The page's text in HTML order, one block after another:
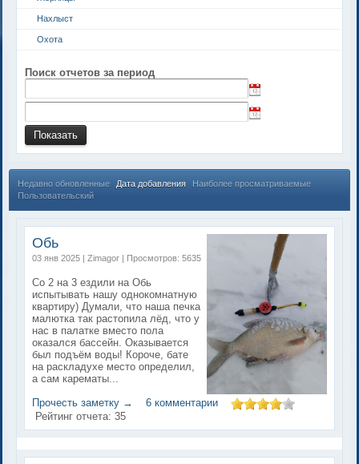
Нахлыст
Охота
Поиск отчетов за период
Недавно обновленные Дата добавления
Наиболее просматриваемые
Пользовательский
Обь
03 янв 2025 | Zimagor | Просмотров: 5635
Со 2 на 3 ездили на Обь
испытывать нашу однокомнатную
квартиру) Думали, что наша печка
малютка так растопила лёд, что у
нас в палатке вместо пола
оказался бассейн. Оказывается
был подъём воды! Короче, бате
на раскладухе место определил,
а сам карематы...
Прочесть заметку →
6 комментарии
Рейтинг отчета:35